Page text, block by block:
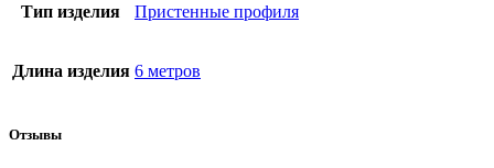
Тип изделия Пристенные профиля
Длина изделия 6 метров
Отзывы